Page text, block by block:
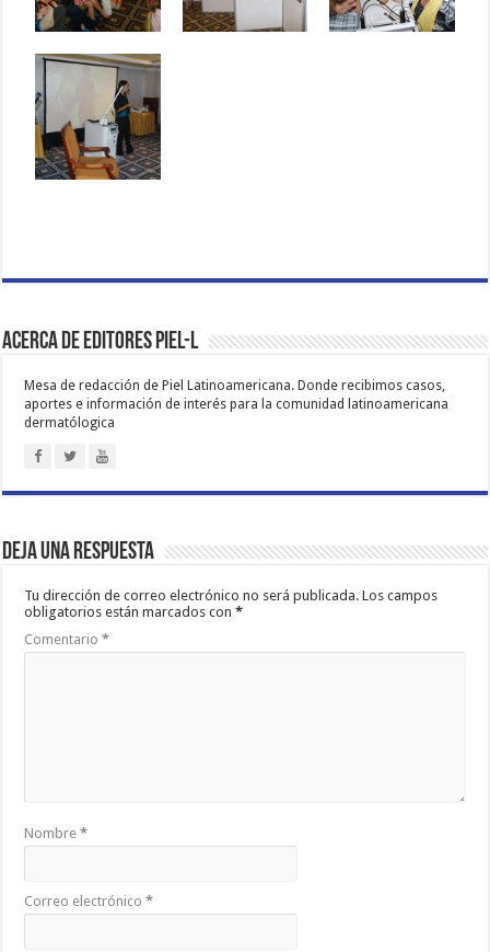
Acerca de Editores PIEL-L
Mesa de redacción de Piel Latinoamericana. Donde recibimos casos,
aportes e información de interés para la comunidad latinoamericana
dermatólogica
Deja una respuesta
Tu dirección de correo electrónico no será publicada. Los campos
obligatorios están marcados con*
Comentario*
Nombre*
Correo electrónico*